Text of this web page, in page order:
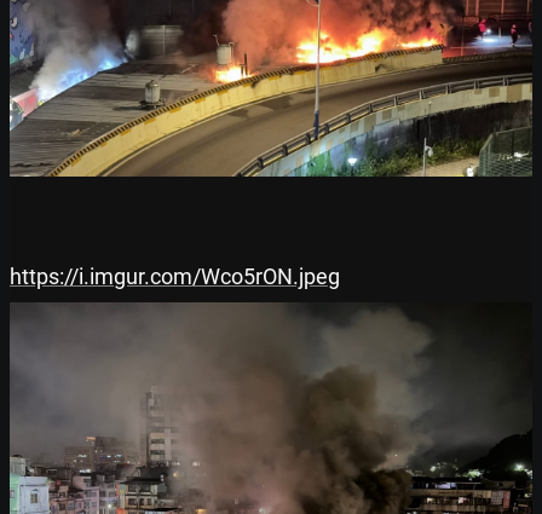
https://i.imgur.com/Wco5rON.jpeg